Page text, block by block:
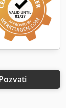
Pozvati